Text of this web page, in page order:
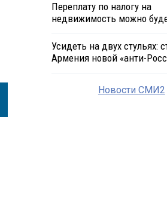
Переплату по налогу на
недвижимость можно
Усидеть на двух стульях:
Армения новой «анти-
Новости СМИ2